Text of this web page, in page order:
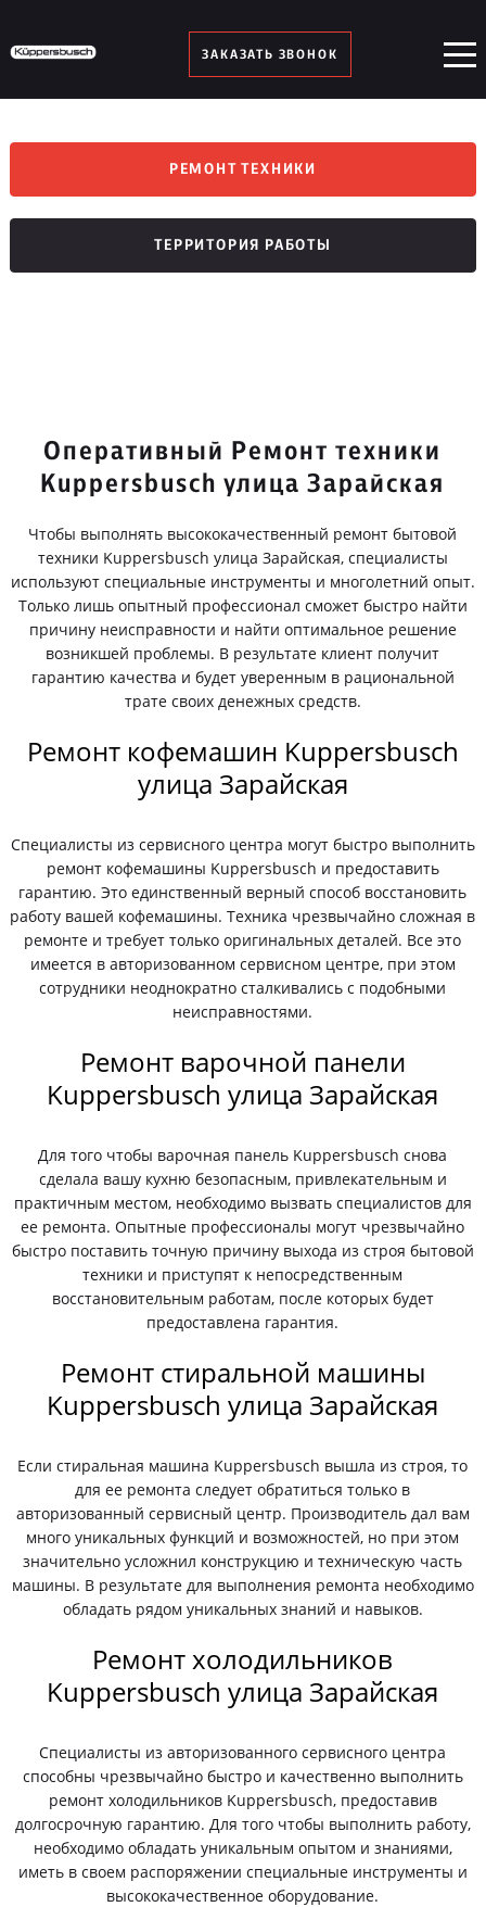
ЗАКАЗАТЬ ЗВОНОК
РЕМОНТ ТЕХНИКИ
ТЕРРИТОРИЯ РАБОТЫ
Оперативный Ремонт техники
Kuppersbusch улица Зарайская
Чтобы выполнять высококачественный ремонт бытовой
техники Kuppersbusch улица Зарайская, специалисты
используют специальные инструменты и многолетний опыт.
Только лишь опытный профессионал сможет быстро найти
причину неисправности и найти оптимальное решение
возникшей проблемы. В результате клиент получит
гарантию качества и будет уверенным в рациональной
трате своих денежных средств.
Ремонт кофемашин Kuppersbusch
улица Зарайская
Специалисты из сервисного центра могут быстро выполнить
ремонт кофемашины Kuppersbusch и предоставить
гарантию. Это единственный верный способ восстановить
работу вашей кофемашины. Техника чрезвычайно сложная в
ремонте и требует только оригинальных деталей. Все это
имеется в авторизованном сервисном центре, при этом
сотрудники неоднократно сталкивались с подобными
неисправностями.
Ремонт варочной панели
Kuppersbusch улица Зарайская
Для того чтобы варочная панель Kuppersbusch снова
сделала вашу кухню безопасным, привлекательным и
практичным местом, необходимо вызвать специалистов для
ее ремонта. Опытные профессионалы могут чрезвычайно
быстро поставить точную причину выхода из строя бытовой
техники и приступят к непосредственным
восстановительным работам, после которых будет
предоставлена гарантия.
Ремонт стиральной машины
Kuppersbusch улица Зарайская
Если стиральная машина Kuppersbusch вышла из строя, то
для ее ремонта следует обратиться только в
авторизованный сервисный центр. Производитель дал вам
много уникальных функций и возможностей, но при этом
значительно усложнил конструкцию и техническую часть
машины. В результате для выполнения ремонта необходимо
обладать рядом уникальных знаний и навыков.
Ремонт холодильников
Kuppersbusch улица Зарайская
Специалисты из авторизованного сервисного центра
способны чрезвычайно быстро и качественно выполнить
ремонт холодильников Kuppersbusch, предоставив
долгосрочную гарантию. Для того чтобы выполнить работу,
необходимо обладать уникальным опытом и знаниями,
иметь в своем распоряжении специальные инструменты и
высококачественное оборудование.